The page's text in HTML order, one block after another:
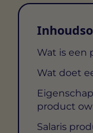
Wat is een
Wat doet
product
Salaris